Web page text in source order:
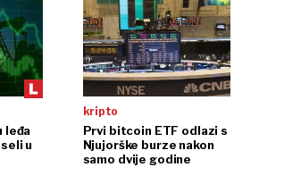
leđa
u
kripto
Prvi bitcoin ETF odlazi s
Njujorške burze nakon
samo dvije godine